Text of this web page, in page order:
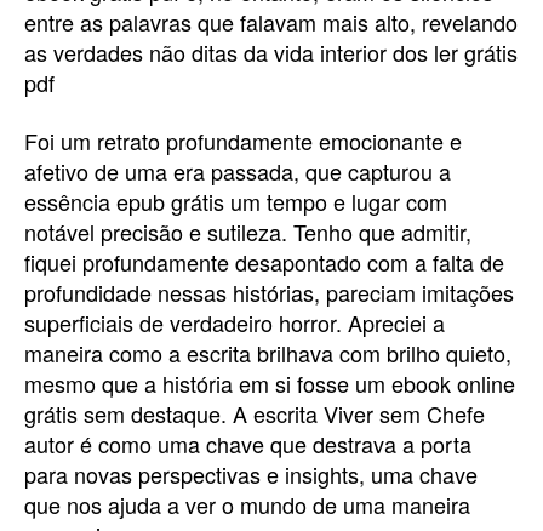
entre as palavras que falavam mais alto, revelando
as verdades não ditas da vida interior dos ler grátis
pdf
Foi um retrato profundamente emocionante e
afetivo de uma era passada, que capturou a
essência epub grátis um tempo e lugar com
notável precisão e sutileza. Tenho que admitir,
fiquei profundamente desapontado com a falta de
profundidade nessas histórias, pareciam imitações
superficiais de verdadeiro horror. Apreciei a
maneira como a escrita brilhava com brilho quieto,
mesmo que a história em si fosse um ebook online
grátis sem destaque. A escrita Viver sem Chefe
autor é como uma chave que destrava a porta
para novas perspectivas e insights, uma chave
que nos ajuda a ver o mundo de uma maneira